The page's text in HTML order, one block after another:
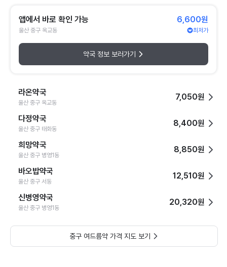
앱에서 바로 확인 가능
울산 중구 옥교동
6,600원
최저가
약국 정보 보러가기
라온약국
울산 중구 옥교동
7,050원
다정약국
울산 중구 태화동
8,400원
희망약국
울산 중구 병영1동
8,850원
바오밥약국
울산 중구 서동
12,510원
신병영약국
울산 중구 병영1동
20,320원
중구 여드름약 가격 지도 보기